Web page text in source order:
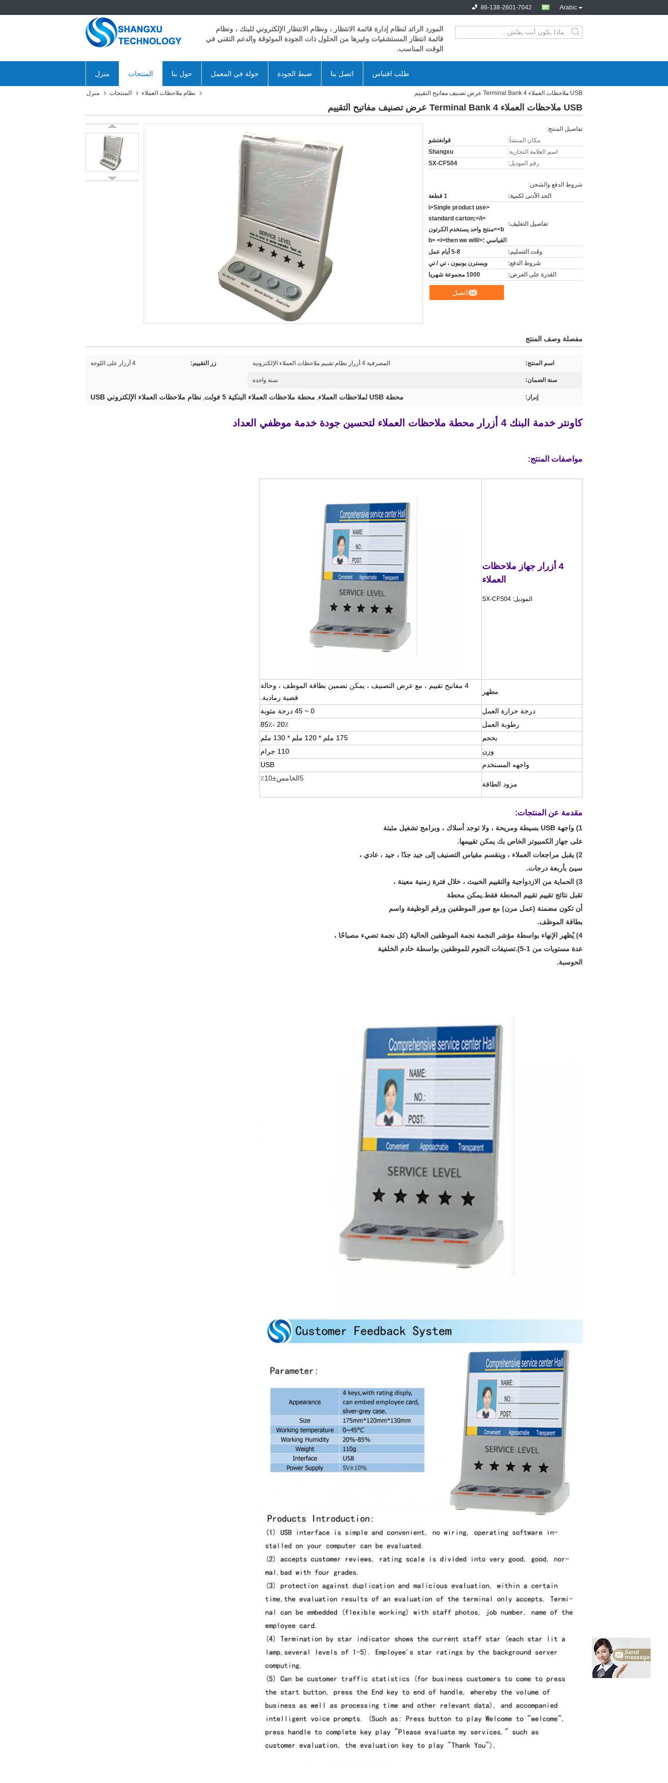
Arabic
86-138-2601-7042
المورد الرائد لنظام إدارة قائمة الانتظار ، ونظام الانتظار الإلكتروني للبنك ، ونظام
قائمة انتظار المستشفيات وغيرها من الحلول ذات الجودة الموثوقة والدعم التقني في
الوقت المناسب.
منزل المنتجات حول بنا جولة في المعمل ضبط الجودة اتصل بنا طلب اقتباس
منزل المنتجات نظام ملاحظات العملاء USB ملاحظات العملاء Terminal Bank 4 عرض تصنيف مفاتيح التقييم
USB ملاحظات العملاء Terminal Bank 4 عرض تصنيف مفاتيح التقييم
تفاصيل المنتج:
مكان المنشأ:
قوانغتشو
اسم العلامة التجارية:
Shangxu
رقم الموديل:
SX-CFS04
شروط الدفع والشحن:
الحد الأدنى لكمية:
1 قطعة
تفاصيل التغليف:
<i>Single product use
standard carton;</i>
<b>منتج واحد يستخدم الكرتون
القياسي ؛</b> <i>then we will
وقت التسليم:
5-8 أيام عمل
شروط الدفع:
ويسترن يونيون ، تي / تي
القدرة على العرض:
1000 مجموعة شهريا
اتصل
مفصلة وصف المنتج
اسم المنتج: المصرفية 4 أزرار نظام تقييم ملاحظات العملاء الإلكترونية زر التقييم: 4 أزرار على اللوحة
سنة الضمان: سنة واحدة
إبراز: محطة USB لملاحظات العملاء , محطة ملاحظات العملاء البنكية 5 فولت , نظام ملاحظات العملاء الإلكتروني USB
كاونتر خدمة البنك 4 أزرار محطة ملاحظات العملاء لتحسين جودة خدمة موظفي العداد
مواصفات المنتج:
4 أزرار جهاز ملاحظات
العملاء
الموديل: SX-CFS04
مظهر
4 مفاتيح تقييم ، مع عرض التصنيف ، يمكن تضمين بطاقة الموظف ، وحالة
فضية رمادية.
درجة حرارة العمل
0 ~ 45 درجة مئوية
رطوبة العمل
20٪ -85٪
بحجم
175 ملم * 120 ملم * 130 ملم
وزن
110 جرام
واجهه المستخدم
USB
مزود الطاقة
5الخامس±10٪
مقدمة عن المنتجات:
1) واجهة USB بسيطة ومريحة ، ولا توجد أسلاك ، وبرامج تشغيل مثبتة
على جهاز الكمبيوتر الخاص بك يمكن تقييمها.
2) يقبل مراجعات العملاء ، وينقسم مقياس التصنيف إلى جيد جدًا ، جيد ، عادي ،
سيئ بأربعة درجات.
3) الحماية من الازدواجية والتقييم الخبيث ، خلال فترة زمنية معينة ،
تقبل نتائج تقييم تقييم المحطة فقط.يمكن محطة
أن تكون مضمنة (عمل مرن) مع صور الموظفين ورقم الوظيفة واسم
بطاقة الموظف.
4) يُظهر الإنهاء بواسطة مؤشر النجمة نجمة الموظفين الحالية (كل نجمة تضيء مصباحًا ،
عدة مستويات من 1-5).تصنيفات النجوم للموظفين بواسطة خادم الخلفية
الحوسبة.